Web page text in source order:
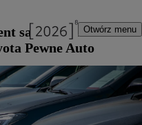
Otwórz menu
samochodów
Pewne Auto